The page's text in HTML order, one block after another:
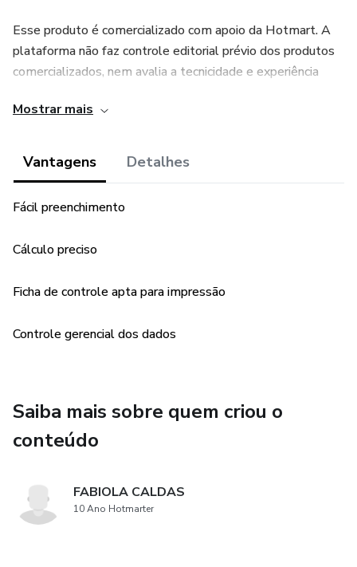
Esse produto é comercializado com apoio da Hotmart. A
plataforma não faz controle editorial prévio dos produtos
comercializados, nem avalia a tecnicidade e experiência
sua aquisição, por meio da plataforma, não podem ser
resultado, em qualquer hipótese. Ao adquiri-lo, o
antes mesmo da conclusão da compra.(Link para anexo na
Mostrar mais
Vantagens Detalhes
Fácil preenchimento
Cálculo preciso
Ficha de controle apta para impressão
Controle gerencial dos dados
Saiba mais sobre quem criou o
conteúdo
FABIOLA CALDAS
10 Ano Hotmarter